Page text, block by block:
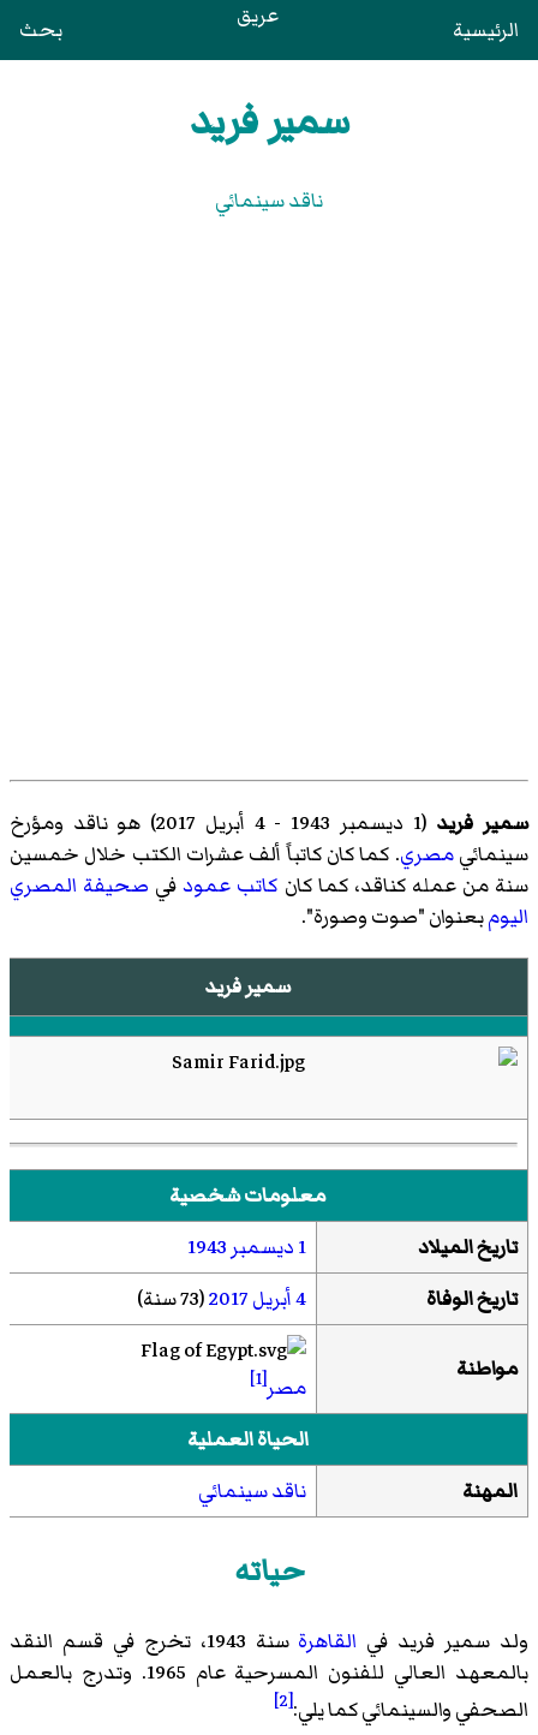
الرئيسية عريق بحث
سمير فريد
ناقد سينمائي
سمير فريد
(1 ديسمبر 1943 - 4 أبريل 2017) هو ناقد ومؤرخ
سينمائيمصري. كما كان كاتباً ألف عشرات الكتب خلال خمسين
سنة من عمله كناقد، كما كان كاتب عمودفي صحيفة المصري
اليومبعنوان "صوت وصورة".
سمير فريد
معلومات شخصية
تاريخ الميلاد
1 ديسمبر
1943
تاريخ الوفاة
4 أبريل 2017(73 سنة)
مواطنة
مصر[1]
الحياة العملية
المهنة
ناقد سينمائي
حياته
ولد سمير فريد في القاهرة
سنة 1943، تخرج في قسم النقد
بالمعهد العالي للفنون المسرحية عام 1965. وتدرج بالعمل
الصحفي والسينمائي كما يلي:[2]